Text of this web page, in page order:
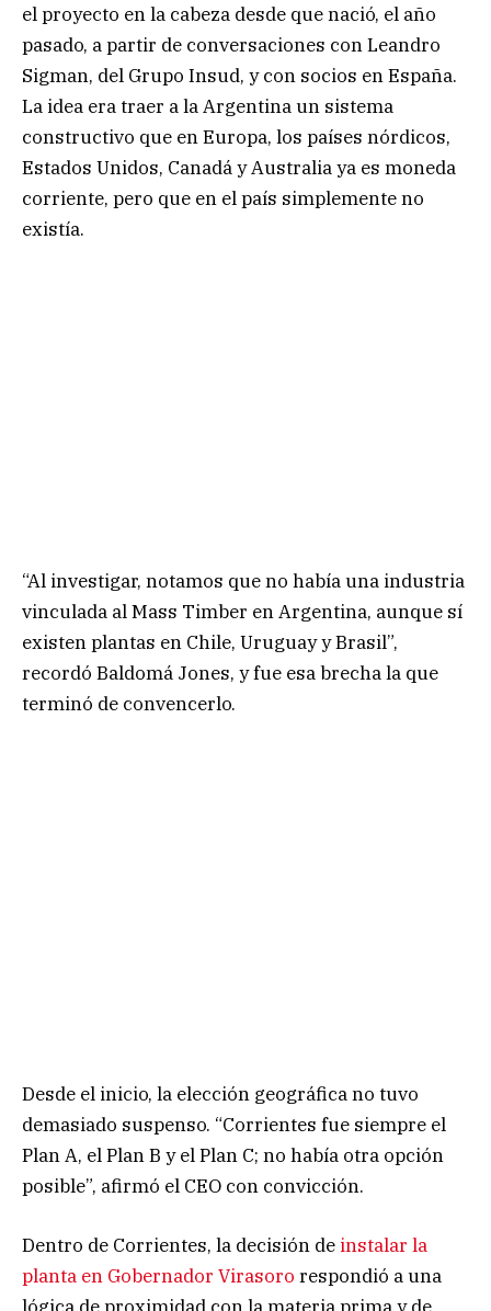
el proyecto en la cabeza desde que nació, el año
pasado, a partir de conversaciones con Leandro
Sigman, del Grupo Insud, y con socios en España.
La idea era traer a la Argentina un sistema
constructivo que en Europa, los países nórdicos,
Estados Unidos, Canadá y Australia ya es moneda
corriente, pero que en el país simplemente no
existía.
“Al investigar, notamos que no había una industria
vinculada al Mass Timber en Argentina, aunque sí
existen plantas en Chile, Uruguay y Brasil”,
recordó Baldomá Jones, y fue esa brecha la que
terminó de convencerlo.
Desde el inicio, la elección geográfica no tuvo
demasiado suspenso. “Corrientes fue siempre el
Plan A, el Plan B y el Plan C; no había otra opción
posible”, afirmó el CEO con convicción.
Dentro de Corrientes, la decisión de instalar la
planta en Gobernador Virasoro respondió a una